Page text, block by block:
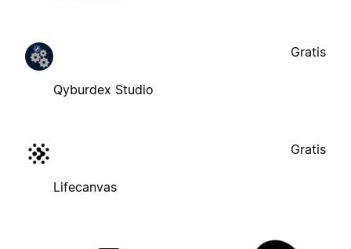
Qyburdex Studio
Gratis
Lifecanvas
Gratis